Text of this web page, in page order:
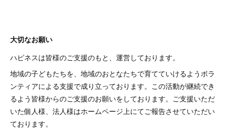
大切なお願い
ハピネスは皆様のご支援のもと、運営しております。
地域の子どもたちを、地域のおとなたちで育てていけるようボラ
ンティアによる支援で成り立っております。この活動が継続でき
るよう皆様からのご支援のお願いをしております。ご支援いただ
いた個人様、法人様はホームページ上にてご報告させていただい
ております。